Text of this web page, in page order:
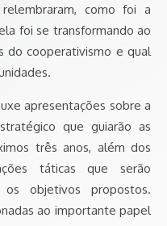
relembraram, como foi a
foi se transformando ao
do cooperativismo e qual
apresentações sobre a
que guiarão as
três anos, além dos
táticas que serão
os objetivos propostos.
ao importante papel